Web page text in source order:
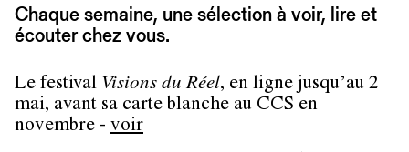
Chaque semaine, une sélection à voir, lire et
écouter chez vous.
Le festival Visions du Réel, en ligne jusqu’au 2
mai, avant sa carte blanche au CCS en
novembre - voir